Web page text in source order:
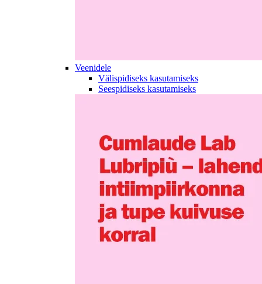
Veenidele
Välispidiseks kasutamiseks
Seespidiseks kasutamiseks